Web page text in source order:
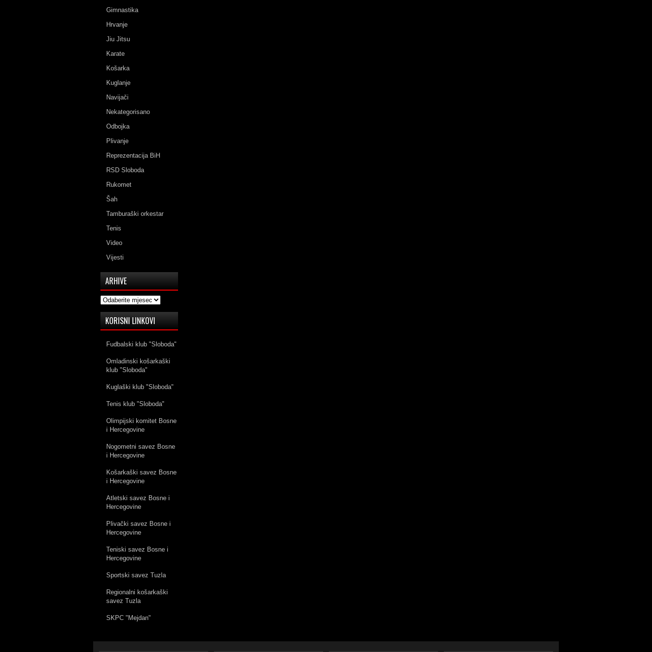
Gimnastika
Hrvanje
Jiu Jitsu
Karate
Košarka
Kuglanje
Navijači
Nekategorisano
Odbojka
Plivanje
Reprezentacija BiH
RSD Sloboda
Rukomet
Šah
Tamburaški orkestar
Tenis
Video
Vijesti
ARHIVE
Arhive
KORISNI LINKOVI
Fudbalski klub "Sloboda"
Omladinski košarkaški
klub "Sloboda"
Kuglaški klub "Sloboda"
Tenis klub "Sloboda"
Olimpijski komitet Bosne
i Hercegovine
Nogometni savez Bosne
i Hercegovine
Košarkaški savez Bosne
i Hercegovine
Atletski savez Bosne i
Hercegovine
Plivački savez Bosne i
Hercegovine
Teniski savez Bosne i
Hercegovine
Sportski savez Tuzla
Regionalni košarkaški
savez Tuzla
SKPC "Mejdan"